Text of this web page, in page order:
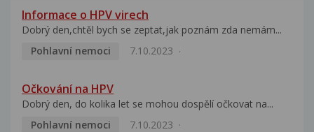
Informace o HPV virech
Dobrý den,chtěl bych se zeptat,jak poznám zda nemám...
Pohlavní nemoci
7.10.2023
Očkování na HPV
Dobrý den, do kolika let se mohou dospělí očkovat na...
Pohlavní nemoci
7.10.2023